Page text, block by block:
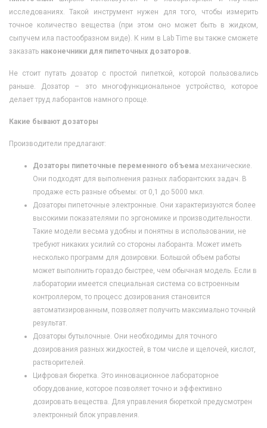
исследованиях. Такой инструмент нужен для того, чтобы измерить
точное количество вещества (при этом оно может быть в жидком,
сыпучем ила пастообразном виде). К ним в Lab Time вы также сможете
заказать наконечники для пипеточных дозаторов.
Не стоит путать дозатор с простой пипеткой, которой пользовались
раньше. Дозатор – это многофункциональное устройство, которое
делает труд лаборантов намного проще.
Какие бывают дозаторы
Производители предлагают:
Дозаторы пипеточные переменного объема механические.
Они подходят для выполнения разных лаборантских задач. В
продаже есть разные объемы: от 0,1 до 5000 мкл.
Дозаторы пипеточные электронные. Они характеризуются более
высокими показателями по эргономике и производительности.
Такие модели весьма удобны и понятны в использовании, не
требуют никаких усилий со стороны лаборанта. Может иметь
несколько программ для дозировки. Большой объем работы
может выполнить гораздо быстрее, чем обычная модель. Если в
лаборатории имеется специальная система со встроенным
контроллером, то процесс дозирования становится
автоматизированным, позволяет получить максимально точный
результат.
Дозаторы бутылочные. Они необходимы для точного
дозирования разных жидкостей, в том числе и щелочей, кислот,
растворителей.
Цифровая бюретка. Это инновационное лабораторное
оборудование, которое позволяет точно и эффективно
дозировать вещества. Для управления бюреткой предусмотрен
электронный блок управления.